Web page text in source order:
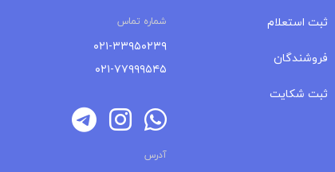
ثبت استعلام
فروشندگان
ثبت شکایت
شماره تماس
۰۲۱-۳۳۹۵۰۲۳۹
۰۲۱-۷۷۹۹۹۵۴۵
آدرس